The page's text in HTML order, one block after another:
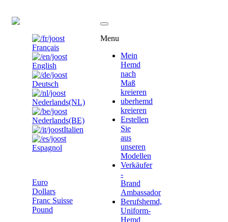
Français
English
Deutsch
Nederlands(NL)
Nederlands(BE)
Italien
Espagnol
Euro
Dollars
Franc Suisse
Pound
Menu
Mein
Hemd
nach
Maß
kreieren
uberhemd
kreieren
Erstellen
Sie
aus
unseren
Modellen
Verkäufer
-
Brand
Ambassador
Berufshemd,
Uniform-
Hemd